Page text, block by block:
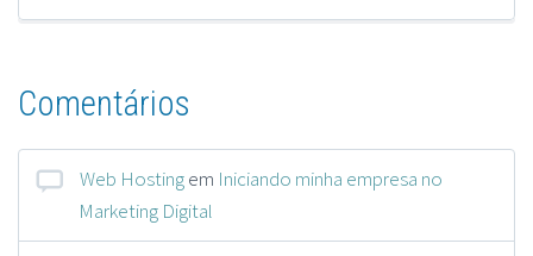
Comentários
Web Hostingem Iniciando minha empresa no
Marketing Digital